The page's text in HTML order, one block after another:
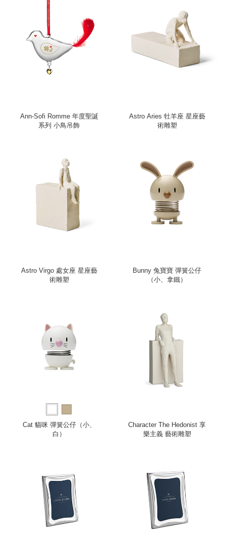
Ann-Sofi Romme 年度聖誕
系列 小鳥吊飾
Astro Aries 牡羊座 星座藝
術雕塑
Astro Virgo 處女座 星座藝
術雕塑
Bunny 兔寶寶 彈簧公仔
（小、拿鐵）
Cat 貓咪 彈簧公仔（小、
白）
Character The Hedonist 享
樂主義 藝術雕塑